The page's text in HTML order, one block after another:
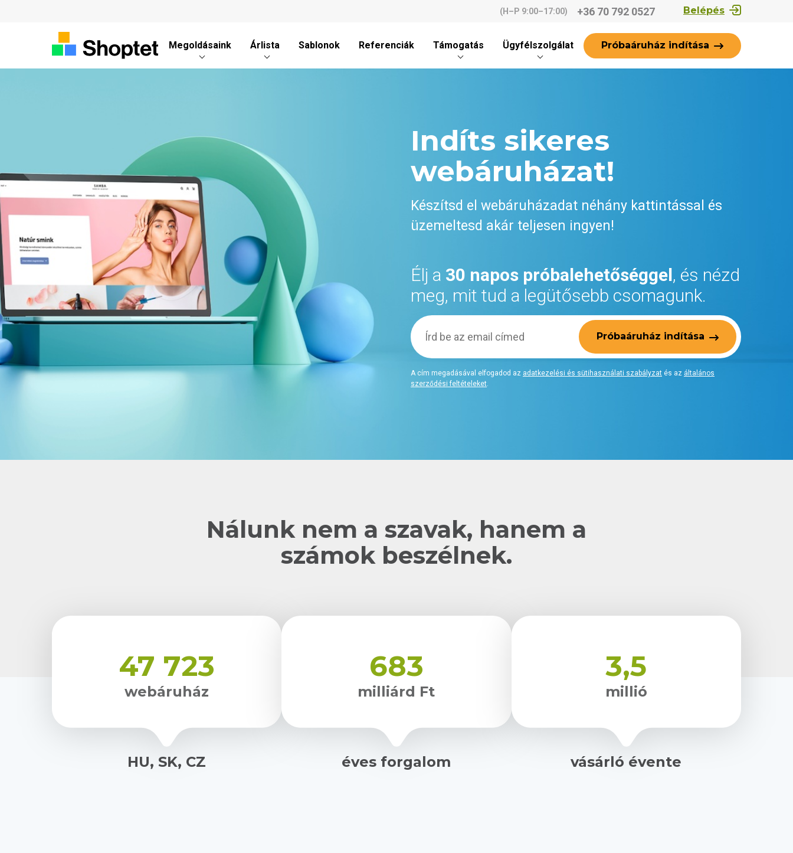
(H–P 9:00–17:00) +36 70 792 0527 Belépés
Megoldásaink Árlista Sablonok Referenciák Támogatás Ügyfélszolgálat Próbaáruház indítása
Indíts sikeres
webáruházat!
Készítsd el webáruházadat néhány kattintással és
üzemeltesd akár teljesen ingyen!
Élj a 30 napos próbalehetőséggel, és nézd
meg, mit tud a legütősebb csomagunk.
Próbaáruház indítása
A cím megadásával elfogadod az adatkezelési és sütihasználati szabályzat és az általános
szerződési feltételeket
Nálunk nem a szavak, hanem a
számok beszélnek.
47 723
webáruház
HU, SK, CZ
683
milliárd Ft
éves forgalom
3,5
millió
vásárló évente